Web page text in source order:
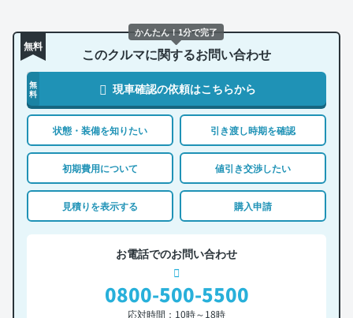
無料 このクルマに関するお問い合わせ
無
料
現車確認の依頼はこちらから
状態・装備を知りたい 引き渡し時期を確認
初期費用について 値引き交渉したい
見積りを表示する 購入申請
お電話でのお問い合わせ
0800-500-5500
応対時間：10時～18時
かんたん！1分で完了